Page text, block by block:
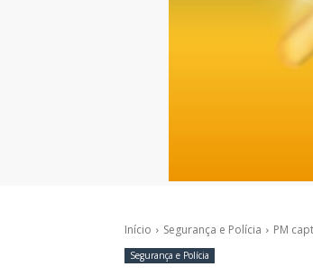
Início Segurança e Polícia PM
Segurança e Polícia